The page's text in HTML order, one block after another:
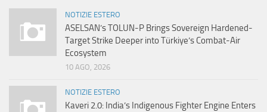
NOTIZIE ESTERO
ASELSAN’s TOLUN-P Brings Sovereign Hardened-
Target Strike Deeper into Türkiye’s Combat-Air
Ecosystem
10 AGO, 2026
NOTIZIE ESTERO
Kaveri 2.0: India’s Indigenous Fighter Engine Enters